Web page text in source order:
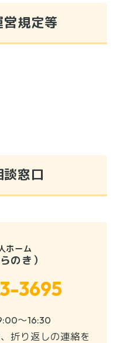
規定等
窓口
ホーム
のき）
3695
～16:30
折り返しの連絡を